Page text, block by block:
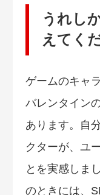
うれし
えてく
ゲームのキャ
バレンタイン
あります。自
クターが、ユ
とを実感しま
のときには、